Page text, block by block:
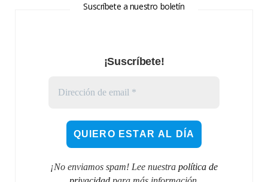
Suscríbete a nuestro boletín
¡Suscríbete!
¡No enviamos spam! Lee nuestra política de